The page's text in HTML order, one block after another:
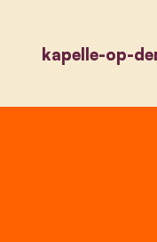
kapelle-op-